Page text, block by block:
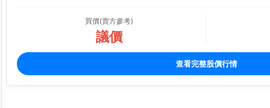
買價(賣方參考)
議價
查看完整股價行情